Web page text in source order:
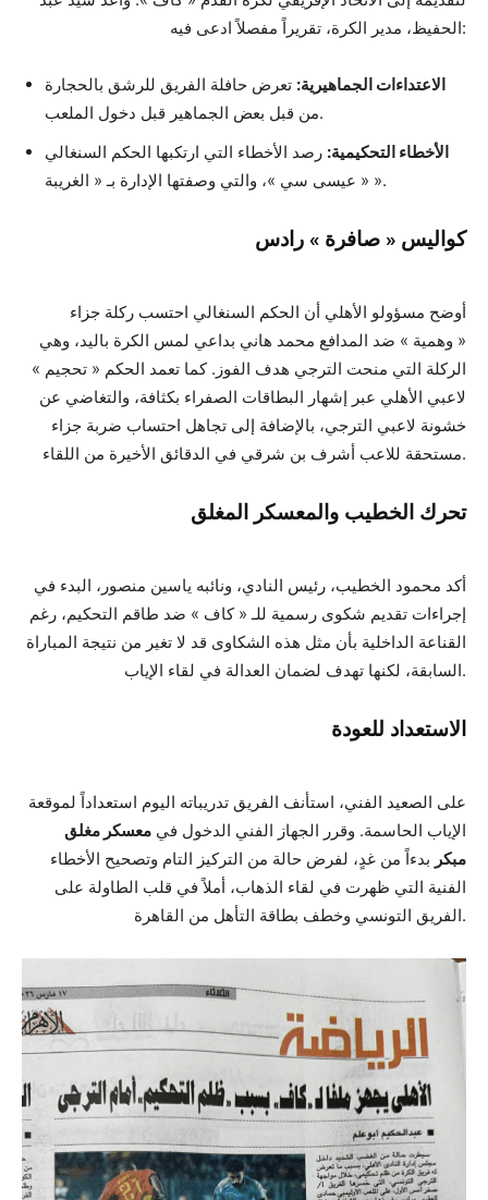
الحفيظ، مدير الكرة، تقريراً مفصلاً ادعى فيه:
الاعتداءات الجماهيرية: تعرض حافلة الفريق للرشق بالحجارة
من قبل بعض الجماهير قبل دخول الملعب.
الأخطاء التحكيمية: رصد الأخطاء التي ارتكبها الحكم السنغالي
« عيسى سي »، والتي وصفتها الإدارة بـ « الغريبة ».
كواليس « صافرة » رادس
أوضح مسؤولو الأهلي أن الحكم السنغالي احتسب ركلة جزاء
« وهمية » ضد المدافع محمد هاني بداعي لمس الكرة باليد، وهي
الركلة التي منحت الترجي هدف الفوز. كما تعمد الحكم « تحجيم »
لاعبي الأهلي عبر إشهار البطاقات الصفراء بكثافة، والتغاضي عن
خشونة لاعبي الترجي، بالإضافة إلى تجاهل احتساب ضربة جزاء
مستحقة للاعب أشرف بن شرقي في الدقائق الأخيرة من اللقاء.
تحرك الخطيب والمعسكر المغلق
أكد محمود الخطيب، رئيس النادي، ونائبه ياسين منصور، البدء في
إجراءات تقديم شكوى رسمية للـ « كاف » ضد طاقم التحكيم، رغم
القناعة الداخلية بأن مثل هذه الشكاوى قد لا تغير من نتيجة المباراة
السابقة، لكنها تهدف لضمان العدالة في لقاء الإياب.
الاستعداد للعودة
على الصعيد الفني، استأنف الفريق تدريباته اليوم استعداداً لموقعة
الإياب الحاسمة. وقرر الجهاز الفني الدخول في معسكر مغلق
مبكر بدءاً من غدٍ، لفرض حالة من التركيز التام وتصحيح الأخطاء
الفنية التي ظهرت في لقاء الذهاب، أملاً في قلب الطاولة على
الفريق التونسي وخطف بطاقة التأهل من القاهرة.